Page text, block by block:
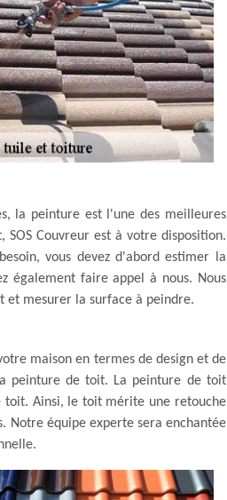
la peinture est l'une des meilleures
Couvreur est à votre disposition.
vous devez d'abord estimer la
également faire appel à nous. Nous
et mesurer la surface à peindre.
maison en termes de design et de
peinture de toit. La peinture de toit
toit. Ainsi, le toit mérite une retouche
Notre équipe experte sera enchantée